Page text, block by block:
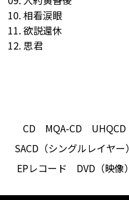
10. 相看涙眼
11. 欲説還休
12. 思君
CD MQA-CD UHQCD
SACD（シングルレイヤー）
EPレコード
DVD（映像）